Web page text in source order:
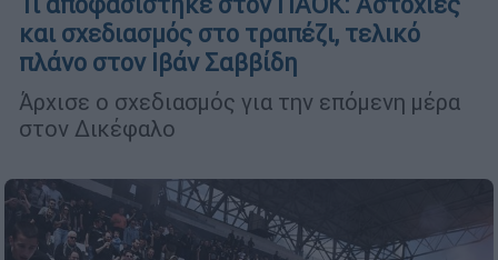
και σχεδιασμός στο τραπέζι, τελικό
πλάνο στον Ιβάν Σαββίδη
Άρχισε ο σχεδιασμός για την επόμενη μέρα
στον Δικέφαλο